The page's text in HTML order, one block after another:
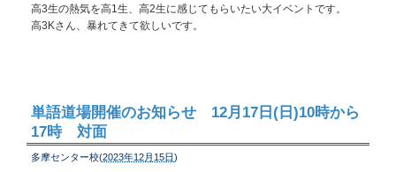
高3生の熱気を高1生、高2生に感じてもらいたい大イベントです。
高3Kさん、暴れてきて欲しいです。
単語道場開催のお知らせ 12月17日(日)10時から
17時 対面
多摩センター校(2023年12月15日)